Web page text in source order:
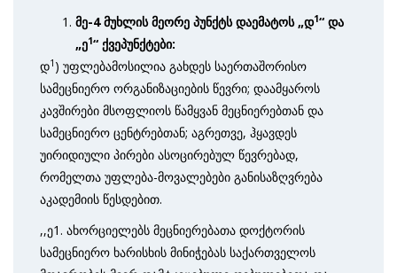
მე-4 მუხლის მეორე პუნქტს დაემატოს„დ1“ და
„ე1“ ქვეპუნქტები:
დ1 ) უფლებამოსილია გახდეს საერთაშორისო
სამეცნიერო ორგანიზაციების წევრი; დაამყაროს
კავშირები მსოფლიოს წამყვან მეცნიერებთან და
სამეცნიერო ცენტრებთან; აგრეთვე, ჰყავდეს
უირიდიული პირები ასოცირებულ წევრებად,
რომელთა უფლება-მოვალებები განისაზღვრება
აკადემიის წესდებით.
,,ე1. ახორციელებს მეცნიერებათა დოქტორის
სამეცნიერო ხარისხის მინიჭებას საქართველოს